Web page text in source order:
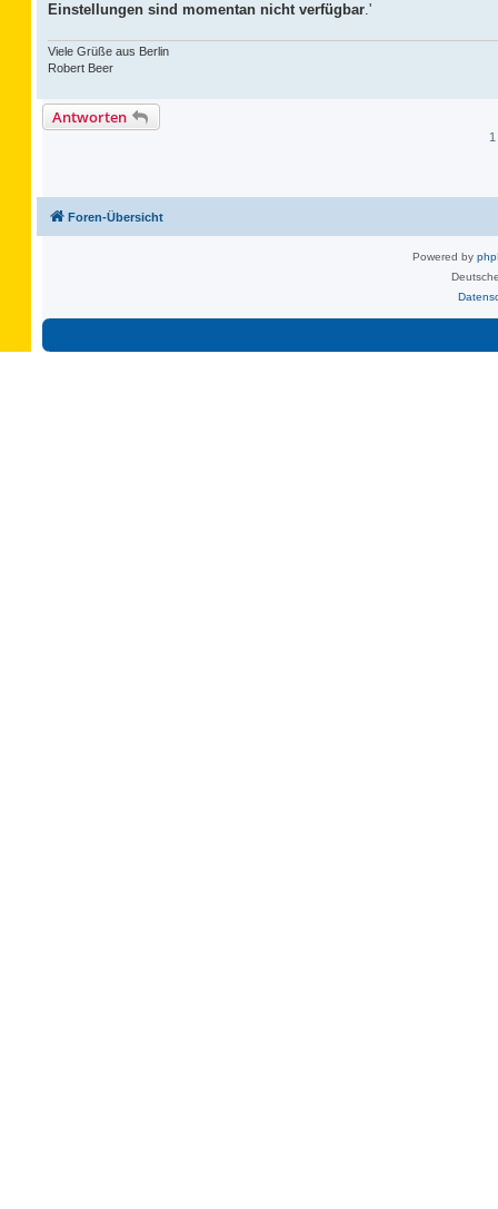
Einstellungen sind momentan nicht verfügbar.'
Viele Grüße aus Berlin
Robert Beer
Antworten
Foren-Übersicht
Powered by